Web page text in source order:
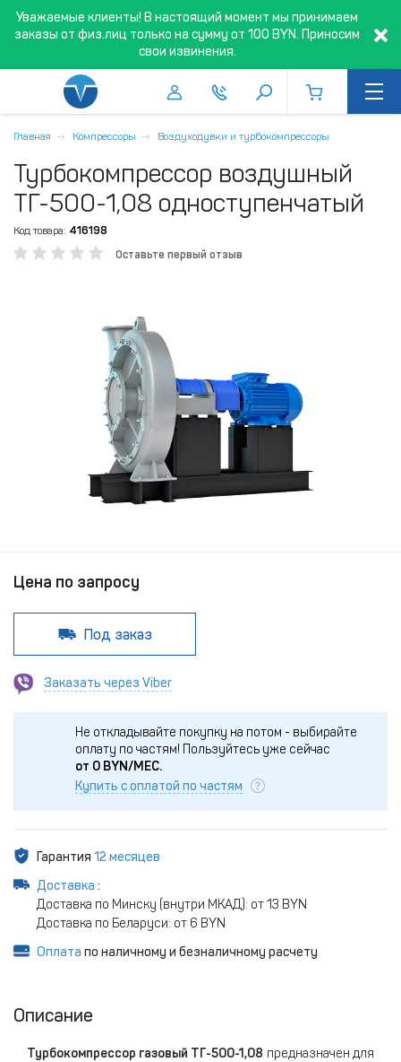
Уважаемые клиенты! В настоящий момент мы принимаем
заказы от физ.лиц только на сумму от 100 BYN. Приносим
свои извинения.
Главная Компрессоры Воздуходувки и турбокомпрессоры
Турбокомпрессор воздушный
ТГ-500-1,08 одноступенчатый
Код товара: 416198
Оставьте первый отзыв
Цена по запросу
Под заказ
Заказать через Viber
Не откладывайте покупку на потом - выбирайте
оплату по частям! Пользуйтесь уже сейчас
от 0 BYN/МЕС.
Купить с оплатой по частям
Гарантия 12 месяцев
Доставка :
Доставка по Минску (внутри МКАД): от 13 BYN
Доставка по Беларуси: от 6 BYN
Оплата по наличному и безналичному расчету
Описание
Турбокомпрессор газовый ТГ-500-1,08​ предназначен для